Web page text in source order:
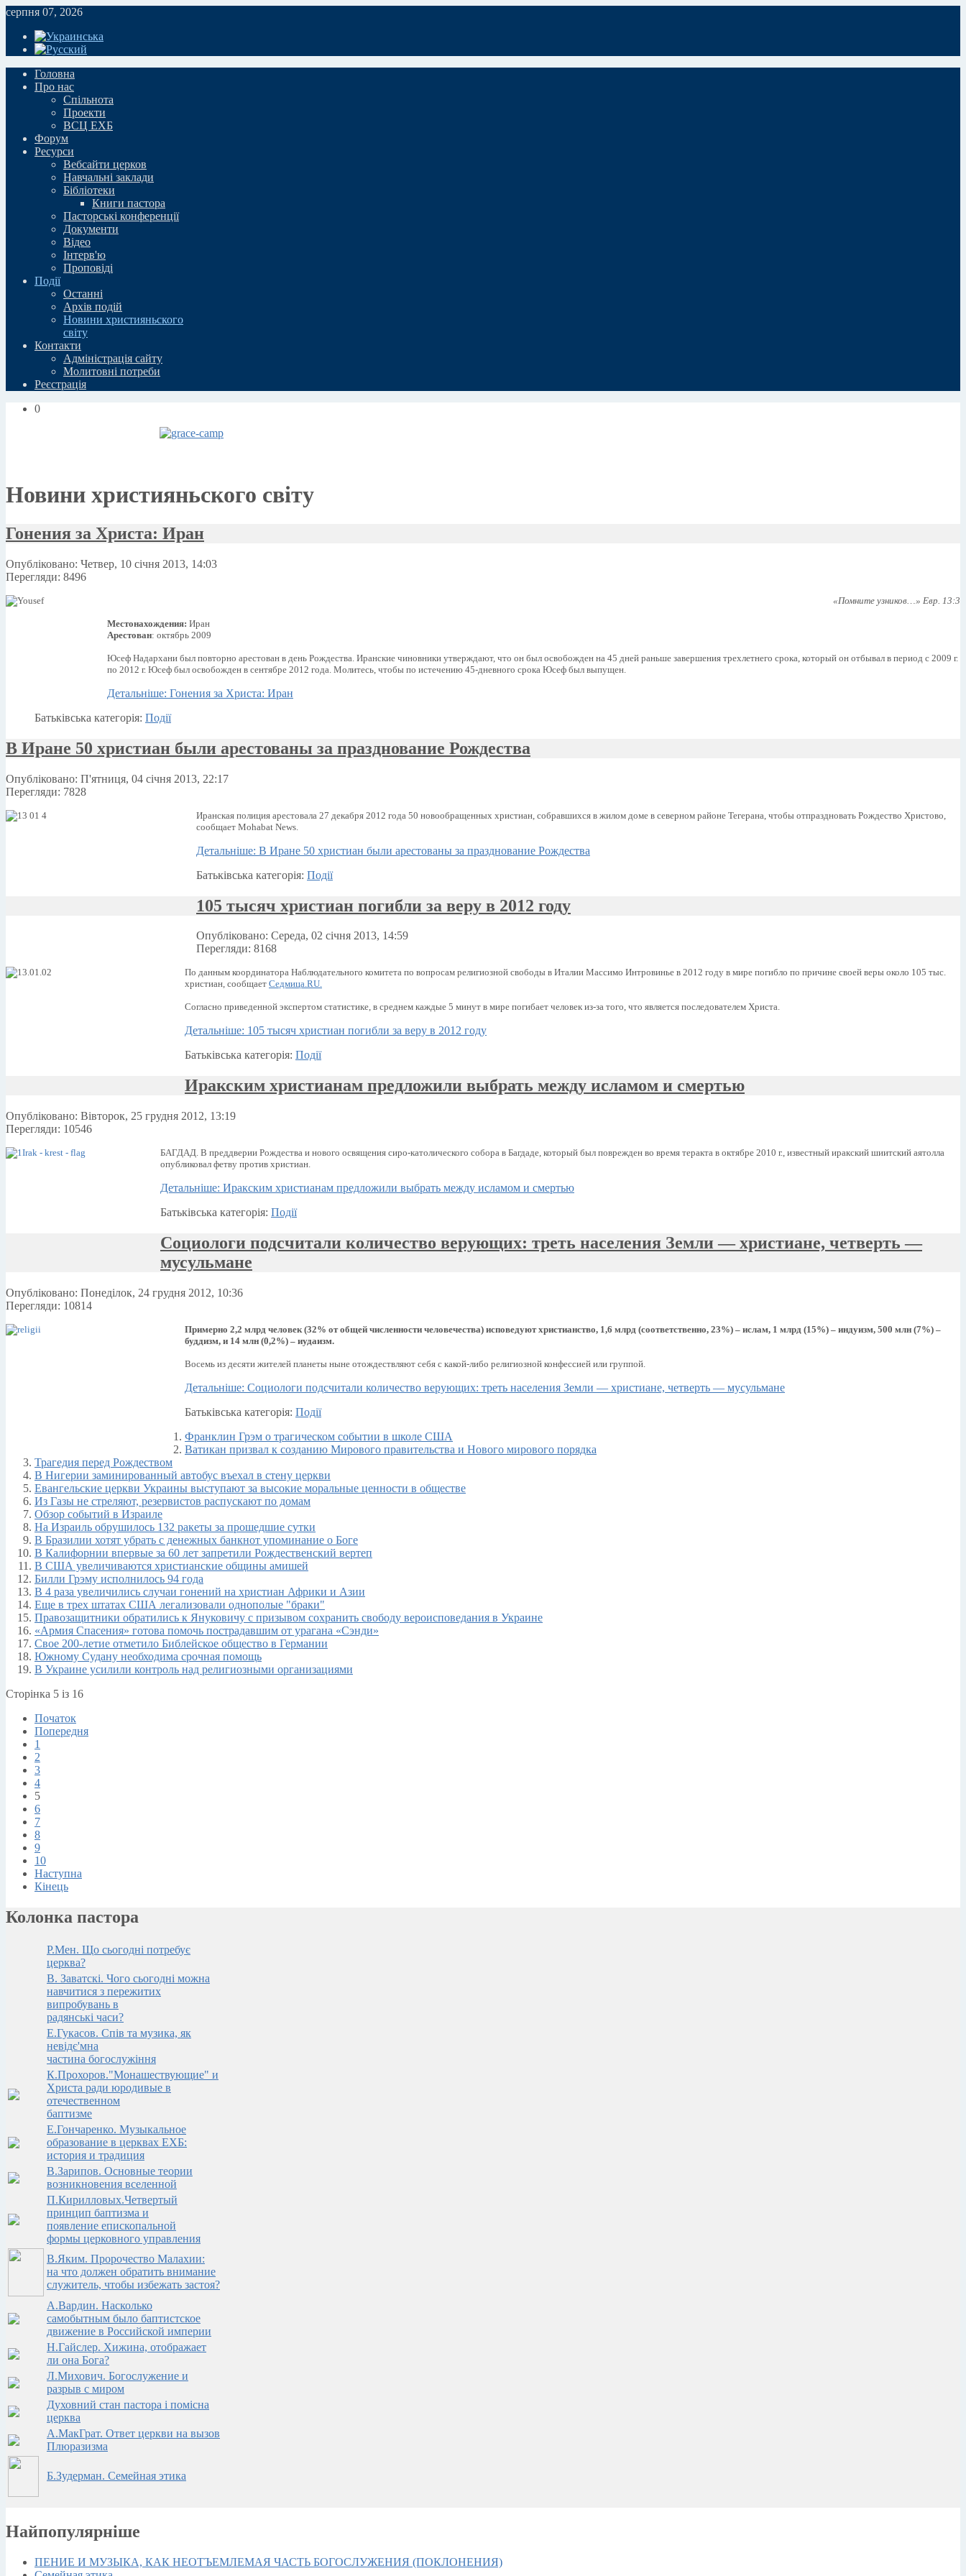
серпня 07, 2026
Головна
Про нас
Спільнота
Проекти
ВСЦ ЕХБ
Форум
Ресурси
Вебсайти церков
Навчальні заклади
Бібліотеки
Книги пастора
Пасторські конференції
Документи
Відео
Iнтерв'ю
Проповіді
Події
Останні
Архів подій
Новини християньского
свiту
Контакти
Адміністрація сайту
Молитовні потреби
Реєстрація
0
Новини християньского свiту
Гонения за Христа: Иран
Опубліковано: Четвер, 10 січня 2013, 14:03
Перегляди: 8496
«Помните узников…» Евр. 13:3
Местонахождения: Иран
Арестован: октябрь 2009
Юсеф Надархани был повторно арестован в день Рождества. Иранские чиновники утверждают, что он был освобожден на 45 дней раньше завершения трехлетнего срока, который он отбывал в период с 2009 г.
по 2012 г. Юсеф был освобожден в сентябре 2012 года. Молитесь, чтобы по истечению 45-дневного срока Юсеф был выпущен.
Детальніше: Гонения за Христа: Иран
Батьківська категорія: Події
В Иране 50 христиан были арестованы за празднование Рождества
Опубліковано: П'ятниця, 04 січня 2013, 22:17
Перегляди: 7828
Иранская полиция арестовала 27 декабря 2012 года 50 новообращенных христиан, собравшихся в жилом доме в северном районе Тегерана, чтобы отпраздновать Рождество Христово,
сообщает Mohabat News.
Детальніше: В Иране 50 христиан были арестованы за празднование Рождества
Батьківська категорія: Події
105 тысяч христиан погибли за веру в 2012 году
Опубліковано: Середа, 02 січня 2013, 14:59
Перегляди: 8168
По данным координатора Наблюдательного комитета по вопросам религиозной свободы в Италии Массимо Интровинье в 2012 году в мире погибло по причине своей веры около 105 тыс.
христиан, сообщает Седмица.RU.
Согласно приведенной экспертом статистике, в среднем каждые 5 минут в мире погибает человек из-за того, что является последователем Христа.
Детальніше: 105 тысяч христиан погибли за веру в 2012 году
Батьківська категорія: Події
Иракским христианам предложили выбрать между исламом и смертью
Опубліковано: Вівторок, 25 грудня 2012, 13:19
Перегляди: 10546
БАГДАД. В преддверии Рождества и нового освящения сиро-католического собора в Багдаде, который был поврежден во время теракта в октябре 2010 г., известный иракский шиитский аятолла
опубликовал фетву против христиан.
Детальніше: Иракским христианам предложили выбрать между исламом и смертью
Батьківська категорія: Події
Социологи подсчитали количество верующих: треть населения Земли — христиане, четверть —
мусульмане
Опубліковано: Понеділок, 24 грудня 2012, 10:36
Перегляди: 10814
Примерно 2,2 млрд человек (32% от общей численности человечества) исповедуют христианство, 1,6 млрд (соответственно, 23%) – ислам, 1 млрд (15%) – индуизм, 500 млн (7%) –
буддизм, и 14 млн (0,2%) – иудаизм.
Восемь из десяти жителей планеты ныне отождествляют себя с какой-либо религиозной конфессией или группой.
Детальніше: Социологи подсчитали количество верующих: треть населения Земли — христиане, четверть — мусульмане
Батьківська категорія: Події
Франклин Грэм о трагическом событии в школе США
Ватикан призвал к созданию Мирового правительства и Нового мирового порядка
Трагедия перед Рождеством
В Нигерии заминированный автобус въехал в стену церкви
Евангельские церкви Украины выступают за высокие моральные ценности в обществе
Из Газы не стреляют, резервистов распускают по домам
Обзор событий в Израиле
На Израиль обрушилось 132 ракеты за прошедшие сутки
В Бразилии хотят убрать с денежных банкнот упоминание о Боге
В Калифорнии впервые за 60 лет запретили Рождественский вертеп
В США увеличиваются христианские общины амишей
Билли Грэму исполнилось 94 года
В 4 раза увеличились случаи гонений на христиан Африки и Азии
Еще в трех штатах США легализовали однополые "браки"
Правозащитники обратились к Януковичу с призывом сохранить свободу вероисповедания в Украине
«Армия Спасения» готова помочь пострадавшим от урагана «Сэнди»
Свое 200-летие отметило Библейское общество в Германии
Южному Судану необходима срочная помощь
В Украине усилили контроль над религиозными организациями
Сторінка 5 із 16
Початок
Попередня
1
2
3
4
5
6
7
8
9
10
Наступна
Кінець
Колонка пастора
Р.Мен. Що сьогодні потребує
церква?
В. Заватскi. Чого сьогоднi можна
навчитися з пережитих
випробувань в
радянськi часи?
Е.Гукасов. Спів та музика, як
невідє'мна
частина богослужіння
К.Прохоров."Монашествующие" и
Христа ради юродивые в
отечественном
баптизме
Е.Гончаренко. Музыкальное
образование в церквах ЕХБ:
история и традиция
В.Зарипов. Основные теории
возникновения вселенной
П.Кирилловых.Четвертый
принцип баптизма и
появление епископальной
формы церковного управления
В.Яким. Пророчество Малахии:
на что должен обратить внимание
служитель, чтобы избежать застоя?
А.Вардин. Насколько
самобытным было баптистское
движение в Российской империи
Н.Гайслер. Хижина, отображает
ли она Бога?
Л.Михович. Богослужение и
разрыв с миром
Духовний стан пастора i помiсна
церква
А.МакГрат. Ответ церкви на вызов
Плюразизма
Б.Зудерман. Семейная этика
Найпопулярніше
ПЕНИЕ И МУЗЫКА, КАК НЕОТЪЕМЛЕМАЯ ЧАСТЬ БОГОСЛУЖЕНИЯ (ПОКЛОНЕНИЯ)